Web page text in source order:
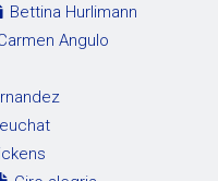
Bettina Hurlimann
Angulo